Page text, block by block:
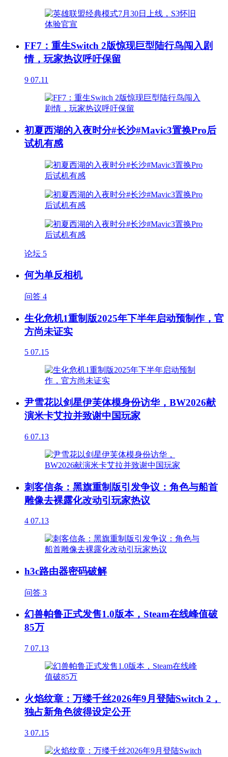
FF7：重生Switch 2版惊现巨型陆行鸟闯入剧
情，玩家热议呼吁保留
9 07.11
初夏西湖的入夜时分#长沙#Mavic3置换Pro后
试机有感
论坛 5
何为单反相机
问答 4
生化危机1重制版2025年下半年启动预制作，官
方尚未证实
5 07.15
尹雪花以剑星伊芙体模身份访华，BW2026献
演米卡艾拉并致谢中国玩家
6 07.13
刺客信条：黑旗重制版引发争议：角色与船首
雕像去裸露化改动引玩家热议
4 07.13
h3c路由器密码破解
问答 3
幻兽帕鲁正式发售1.0版本，Steam在线峰值破
85万
7 07.13
火焰纹章：万缕千丝2026年9月登陆Switch 2，
独占新角色彼得设定公开
3 07.15